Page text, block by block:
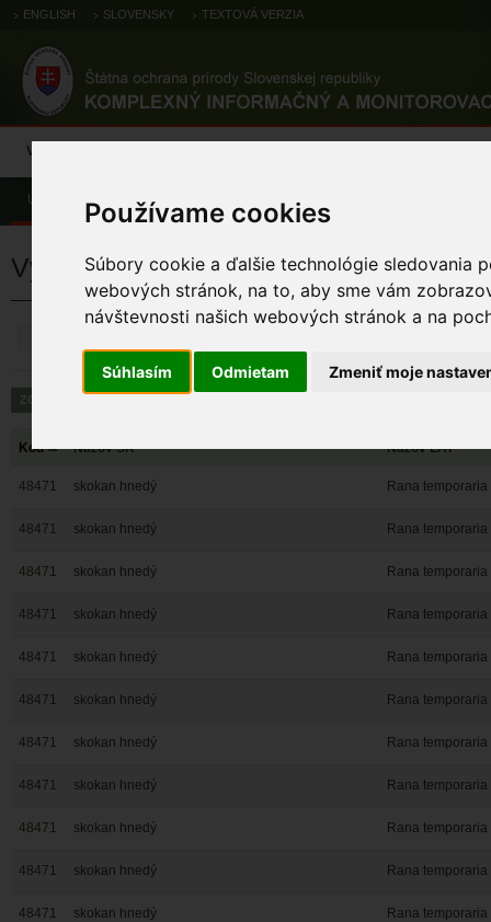
Používame cookies
Súbory cookie a ďalšie technológie sledovania
webových stránok, na to, aby sme vám
návštevnosti našich webových stránok a na
Súhlasím Odmietam Zmeniť moje
ENGLISH SLOVENSKY TEXTOVÁ VERZIA
Výsledky monitoringu
Úvod
Výsledky monitoringu
Kód Názov SK Názov LAT
48471 skokan hnedý Rana
48471 skokan hnedý Rana
48471 skokan hnedý Rana
48471 skokan hnedý Rana
48471 skokan hnedý Rana
48471 skokan hnedý Rana
48471 skokan hnedý Rana
48471 skokan hnedý Rana
48471 skokan hnedý Rana
48471 skokan hnedý Rana
48471 skokan hnedý Rana